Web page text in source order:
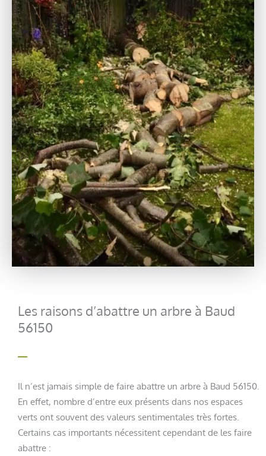
Les raisons d’abattre un arbre à Baud
56150
Il n’est jamais simple de faire abattre un arbre à Baud 56150.
En effet, nombre d’entre eux présents dans nos espaces
verts ont souvent des valeurs sentimentales très fortes.
Certains cas importants nécessitent cependant de les faire
abattre :